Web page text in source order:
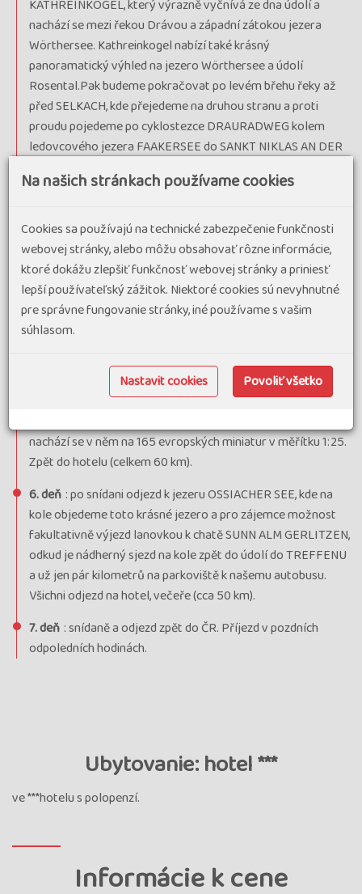
KATHREINKOGEL, který výrazně vyčnívá ze dna údolí a
nachází se mezi řekou Drávou a západní zátokou jezera
Wörthersee. Kathreinkogel nabízí také krásný
panoramatický výhled na jezero Wörthersee a údolí
Rosental.Pak budeme pokračovat po levém břehu řeky až
před SELKACH, kde přejedeme na druhou stranu a proti
proudu pojedeme po cyklostezce DRAURADWEG kolem
ledovcového jezera FAAKERSEE do SANKT NIKLAS AN DER
Přes VELDEN dojedeme k jezeru WÖRTHERSEE, kde se
až do našeho hotelu. Večeře (celkem 60 km).
5. deň : snídaně, odjezd naším busem do VÖLKERMARKTU,
kde se opět napojíme na již známou cyklostezku
DRAURADWEG, po které pojedeme podél řeky až do
FERLACHU. Pro zájemce návštěva soutěsky
TSCHEPPASCHLUCHT (vstup fakultativně - 5 km odbočka od
naší trasy) kde odbočíme do známého města KLAGENFURT,
kde je možné fakultativně navštívit svět miniatur
MINIMUNDUS. Možnost fakultativně návštěva tohoto
nachází se v něm na 165 evropských miniatur v měřítku 1:25.
Zpět do hotelu (celkem 60 km).
6. deň : po snídani odjezd k jezeru OSSIACHER SEE, kde na
kole objedeme toto krásné jezero a pro zájemce možnost
fakultativně výjezd lanovkou k chatě SUNN ALM GERLITZEN,
odkud je nádherný sjezd na kole zpět do údolí do TREFFENU
a už jen pár kilometrů na parkoviště k našemu autobusu.
Všichni odjezd na hotel, večeře (cca 50 km).
7. deň : snídaně a odjezd zpět do ČR. Příjezd v pozdních
odpoledních hodinách.
Ubytovanie: hotel ***
ve ***hotelu s polopenzí.
Informácie k cene
Na našich stránkach používame cookies
Cookies sa používajú na technické zabezpečenie funkčnosti
webovej stránky, alebo môžu obsahovať rôzne informácie,
ktoré dokážu zlepšiť funkčnosť webovej stránky a priniesť
lepší používateľský zážitok. Niektoré cookies sú nevyhnutné
pre správne fungovanie stránky, iné používame s vašim
súhlasom.
Nastavit cookies Povoliť všetko